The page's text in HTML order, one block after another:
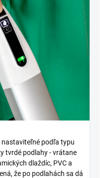
podľa typu
tvrdé podlahy - vrátane
dlaždíc, PVC a
že po podlahách sa dá